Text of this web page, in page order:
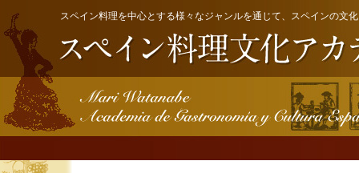
スペイン料理を中心とする様々なジャンルを通じて、スペインの文